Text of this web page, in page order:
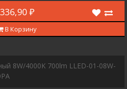
336,90 ₽
В Корзину
8W/4000K 700lm LLED-01-08W-